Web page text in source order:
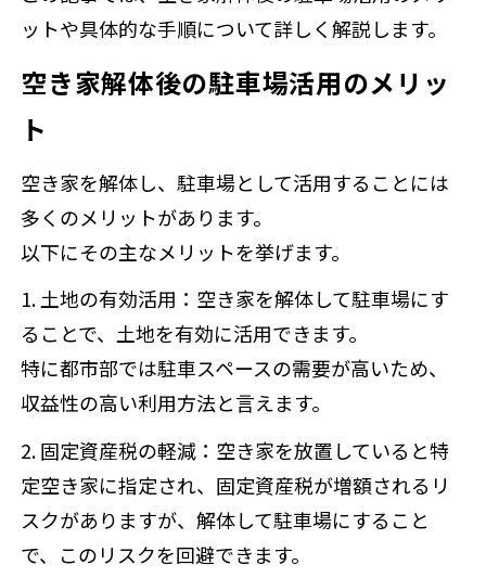
ットや具体的な手順について詳しく解説します。
空き家解体後の駐車場活用のメリッ
ト
空き家を解体し、駐車場として活用することには
多くのメリットがあります。
以下にその主なメリットを挙げます。
1. 土地の有効活用 ：空き家を解体して駐車場にす
ることで、土地を有効に活用できます。
特に都市部では駐車スペースの需要が高いため、
収益性の高い利用方法と言えます。
2. 固定資産税の軽減 ：空き家を放置していると特
定空き家に指定され、固定資産税が増額されるリ
スクがありますが、解体して駐車場にすること
で、このリスクを回避できます。